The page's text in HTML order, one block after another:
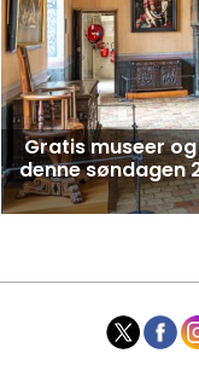
Gratis museer
denne søndagen